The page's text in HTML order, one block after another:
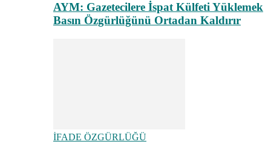
AYM: Gazetecilere İspat Külfeti Yüklemek
Basın Özgürlüğünü Ortadan Kaldırır
İFADE ÖZGÜRLÜĞÜ